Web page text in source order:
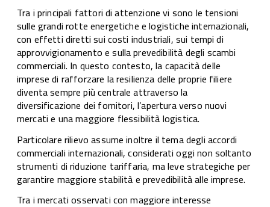
Tra i principali fattori di attenzione vi sono le tensioni
sulle grandi rotte energetiche e logistiche internazionali,
con effetti diretti sui costi industriali, sui tempi di
approvvigionamento e sulla prevedibilità degli scambi
commerciali. In questo contesto, la capacità delle
imprese di rafforzare la resilienza delle proprie filiere
diventa sempre più centrale attraverso la
diversificazione dei fornitori, l’apertura verso nuovi
mercati e una maggiore flessibilità logistica.
Particolare rilievo assume inoltre il tema degli accordi
commerciali internazionali, considerati oggi non soltanto
strumenti di riduzione tariffaria, ma leve strategiche per
garantire maggiore stabilità e prevedibilità alle imprese.
Tra i mercati osservati con maggiore interesse